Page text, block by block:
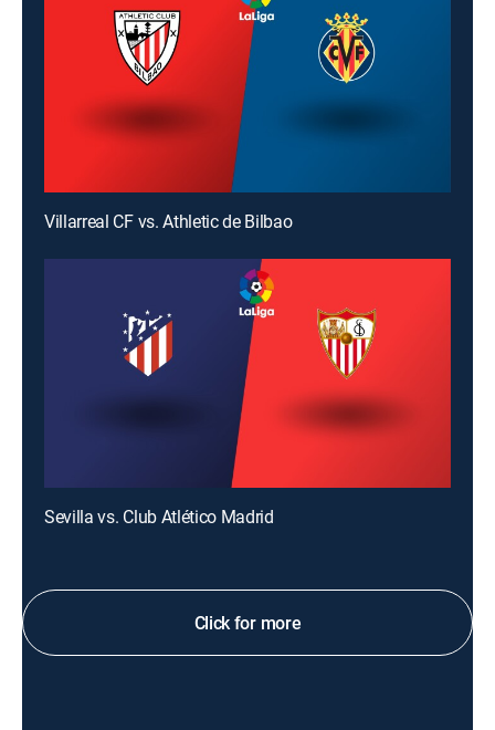
Villarreal CF vs. Athletic de Bilbao
Sevilla vs. Club Atlético Madrid
Click for more